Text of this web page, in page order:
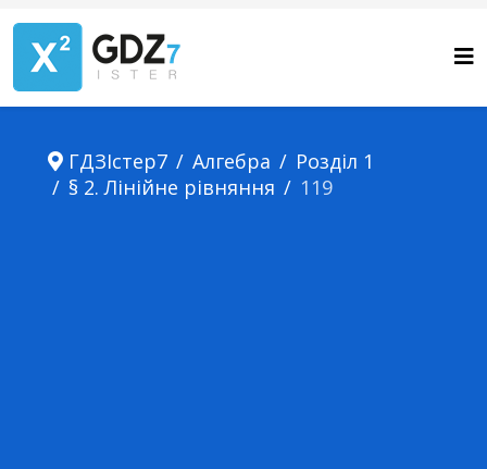
ГДЗІстер7 Алгебра
Розділ 1
§ 2. Лінійне рівняння
119